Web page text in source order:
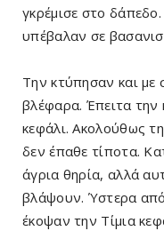
γκρέμισε στο
υπέβαλαν σε
Την κτύπησαν και με
βλέφαρα. Έπειτα την
κεφάλι. Ακολούθως
δεν έπαθε τίποτα.
άγρια θηρία, αλλά
βλάψουν. Ύστερα
έκοψαν την Τίμια